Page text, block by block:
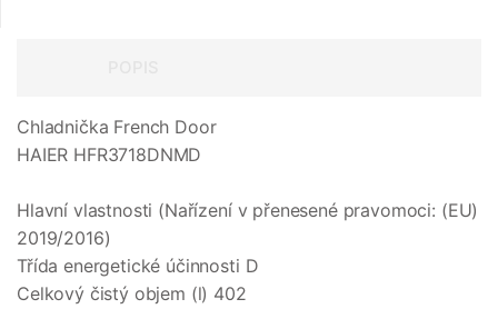
Chladnička French Door
HAIER HFR3718DNMD
Hlavní vlastnosti (Nařízení v přenesené pravomoci: (EU)
2019/2016)
Třída energetické účinnosti D
Celkový čistý objem (l) 402